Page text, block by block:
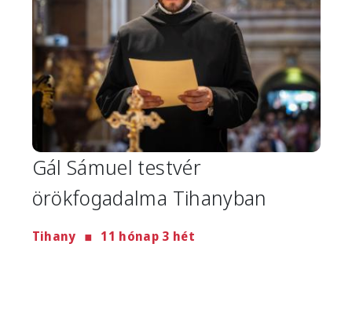
Gál Sámuel testvér
örökfogadalma Tihanyban
Tihany 11 hónap 3 hét